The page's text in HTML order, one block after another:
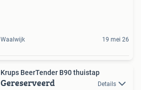
Waalwijk 19 mei 26
Krups BeerTender B90 thuistap
Gereserveerd Details